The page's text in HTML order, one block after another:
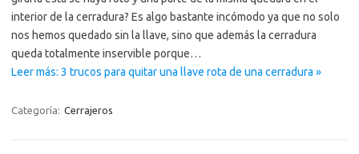
interior de la cerradura? Es algo bastante incómodo ya que no solo
nos hemos quedado sin la llave, sino que además la cerradura
queda totalmente inservible porque…
Leer más: 3 trucos para quitar una llave rota de una cerradura »
Categoría: Cerrajeros